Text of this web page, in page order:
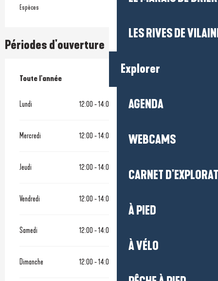
LES RIVES DE
Explorer
AGENDA
WEBCAMS
CARNET
À PIED
À VÉLO
Espèces
Périodes d'ouverture
Toute l'année
Toute l'année
Lundi 12:00 - 14:00
Mercredi 12:00 - 14:00 19:00 - 21:30
Jeudi 12:00 - 14:00
Vendredi 12:00 - 14:00
Samedi 12:00 - 14:00
Dimanche 12:00 - 14:00